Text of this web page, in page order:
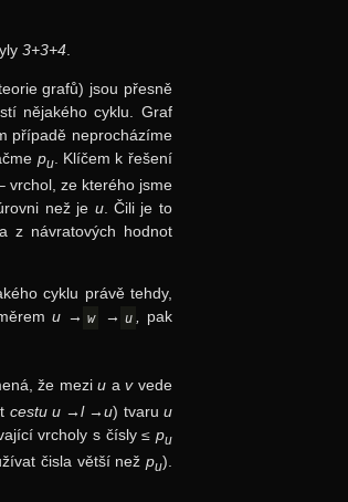
3+3+4
grafů) jsou přesně
nějakého cyklu. Graf
případě neprocházíme
pu. Klíčem k řešení
vrchol, ze kterého jsme
než je u. Čili je to
z návratových hodnot
cyklu právě tehdy,
u → w → u , pak
že meziu avvede
cestu u →l →u) tvaru u
vrcholy s čísly≤ pu
čisla větší než pu).